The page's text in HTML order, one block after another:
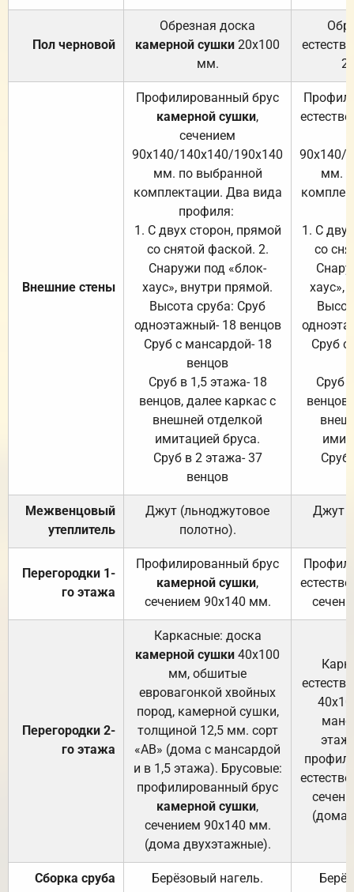
Пол черновой
Обрезная доска
камерной сушки 20х100
мм.
Внешние стены
Профилированный брус
камерной сушки,
сечением
90х140/140х140/190х140
мм. по выбранной
комплектации. Два вида
профиля:
1. С двух сторон, прямой
со снятой фаской. 2.
Снаружи под «блок-
хаус», внутри прямой.
Высота сруба: Сруб
одноэтажный- 18 венцов
Сруб с мансардой- 18
венцов
Сруб в 1,5 этажа- 18
венцов, далее каркас с
внешней отделкой
имитацией бруса.
Сруб в 2 этажа- 37
венцов
90х140/
мм.
1. С
со
хаус»,
Сруб с
Сруб
Сруб
Межвенцовый
утеплитель
Джут (льноджутовое
полотно).
Джут
Перегородки 1-
го этажа
Профилированный брус
камерной сушки,
сечением 90х140 мм.
Перегородки 2-
го этажа
Каркасные: доска
камерной сушки 40х100
мм, обшитые
евровагонкой хвойных
пород, камерной сушки,
толщиной 12,5 мм. сорт
«АВ» (дома с мансардой
и в 1,5 этажа). Брусовые:
профилированный брус
камерной сушки,
сечением 90х140 мм.
(дома двухэтажные).
(дома
Сборка сруба Берёзовый нагель.